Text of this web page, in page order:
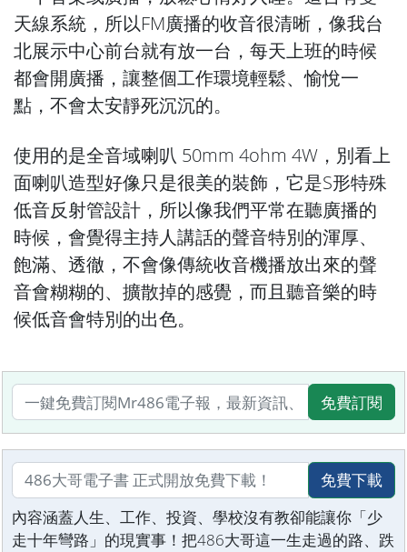
天線系統，所以FM廣播的收音很清晰，像我台
北展示中心前台就有放一台，每天上班的時候
都會開廣播，讓整個工作環境輕鬆、愉悅一
點，不會太安靜死沉沉的。
使用的是全音域喇叭 50mm 4ohm 4W，別看上
面喇叭造型好像只是很美的裝飾，它是S形特殊
低音反射管設計，所以像我們平常在聽廣播的
時候，會覺得主持人講話的聲音特別的渾厚、
飽滿、透徹，不會像傳統收音機播放出來的聲
音會糊糊的、擴散掉的感覺，而且聽音樂的時
候低音會特別的出色。
免費訂閱
免費下載
內容涵蓋人生、工作、投資、學校沒有教卻能讓你「少
走十年彎路」的現實事！把486大哥這一生走過的路、跌